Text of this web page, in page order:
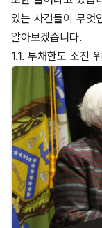
있는 사건들이 무엇
알아보겠습니다.
1.1. 부채한도 소진